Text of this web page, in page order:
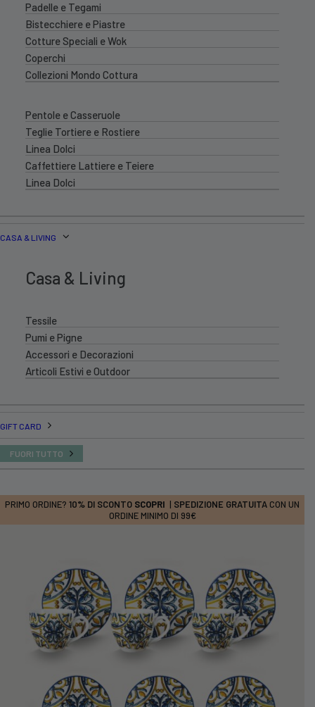
Padelle e Tegami
Bistecchiere e Piastre
Cotture Speciali e Wok
Coperchi
Collezioni Mondo Cottura
Pentole e Casseruole
Teglie Tortiere e Rostiere
Linea Dolci
Caffettiere Lattiere e Teiere
Linea Dolci
CASA & LIVING
Casa & Living
Tessile
Pumi e Pigne
Accessori e Decorazioni
Articoli Estivi e Outdoor
GIFT CARD
FUORI TUTTO
PRIMO ORDINE? 10% DI SCONTO SCOPRI | SPEDIZIONE GRATUITA CON UN
ORDINE MINIMO DI 99€